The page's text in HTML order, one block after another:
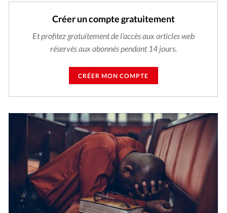
Créer un compte gratuitement
Et profitez gratuitement de l'accès aux articles web
réservés aux abonnés pendant 14 jours.
CRÉER MON COMPTE